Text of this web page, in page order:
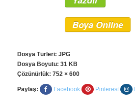
Boya Online
Dosya Türleri: JPG
Dosya Boyutu: 31 KB
Çözünürlük: 752 × 600
Paylaş: Facebook Pinterest